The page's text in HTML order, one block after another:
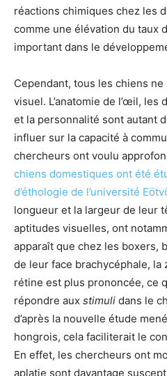
réactions chimiques chez les
comme une élévation du taux
important dans le
Cependant, tous les chiens
visuel. L’anatomie de l’œil, les
et la personnalité sont autant
influer sur la capacité à
chercheurs ont voulu
chiens domestiques ont été
d’éthologie de l’université
longueur et la largeur de leur
aptitudes visuelles, ont
apparaît que chez les boxers,
de leur face brachycéphale, la
rétine est plus prononcée, ce
répondre aux stimuli dans le
d’après la nouvelle étude
hongrois, cela faciliterait le
En effet, les chercheurs ont
aplatie sont davantage